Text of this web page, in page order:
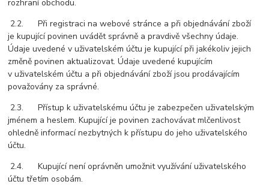
rozhraní obchodu.
2.2. Při registraci na webové stránce a při objednávání zboží
je kupující povinen uvádět správně a pravdivě všechny údaje.
Údaje uvedené v uživatelském účtu je kupující při jakékoliv jejich
změně povinen aktualizovat. Údaje uvedené kupujícím
v uživatelském účtu a při objednávání zboží jsou prodávajícím
považovány za správné.
2.3. Přístup k uživatelskému účtu je zabezpečen uživatelským
jménem a heslem. Kupující je povinen zachovávat mlčenlivost
ohledně informací nezbytných k přístupu do jeho uživatelského
účtu.
2.4. Kupující není oprávněn umožnit využívání uživatelského
účtu třetím osobám.